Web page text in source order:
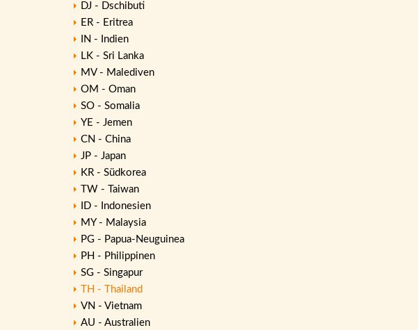
DJ - Dschibuti
ER - Eritrea
IN - Indien
LK - Sri Lanka
MV - Malediven
OM - Oman
SO - Somalia
YE - Jemen
CN - China
JP - Japan
KR - Südkorea
TW - Taiwan
ID - Indonesien
MY - Malaysia
PG - Papua-Neuguinea
PH - Philippinen
SG - Singapur
TH - Thailand
VN - Vietnam
AU - Australien